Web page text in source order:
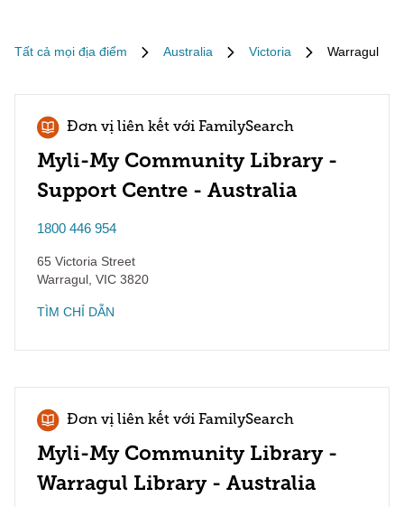
Tất cả mọi địa điểm Australia Victoria Warragul
Đơn vị liên kết với FamilySearch
Myli-My Community Library -
Support Centre - Australia
1800 446 954
65 Victoria Street
Warragul VIC 3820
TÌM CHỈ DẪN
Đơn vị liên kết với FamilySearch
Myli-My Community Library -
Warragul Library - Australia